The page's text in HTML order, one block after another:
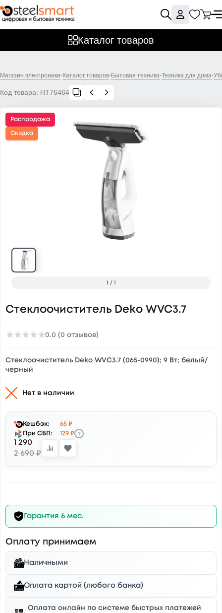
Каталог товаров
Магазин электроники-Каталог товаров-Бытовая техника-Техника для дома-
Код товара: НТ76464
Распродажа
Скидка
1 / 1
Стеклоочиститель Deko WVC3.7
★★★★★0.0 (0 отзывов)
Стеклоочиститель Deko WVC3.7 (065-0990); 9 Вт; белый/
черный
Нет в наличии
Кешбэк:
65 ₽
При СБП:
129 ₽ ?
1 290
2 690 ₽
Гарантия 6 мес.
Оплату принимаем
Наличными
Оплата картой (любого банка)
Оплата онлайн по системе быстрых платежей